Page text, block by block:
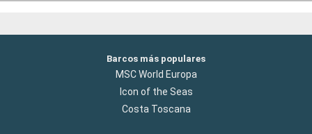
Barcos más populares
MSC World Europa
Icon of the Seas
Costa Toscana